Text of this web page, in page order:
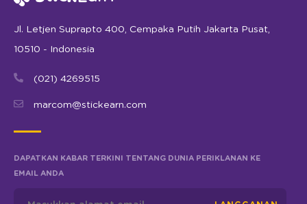
Jl. Letjen Suprapto 400, Cempaka Putih Jakarta Pusat,
10510 - Indonesia
(021) 4269515
marcom@stickearn.com
DAPATKAN KABAR TERKINI TENTANG DUNIA PERIKLANAN KE
EMAIL ANDA